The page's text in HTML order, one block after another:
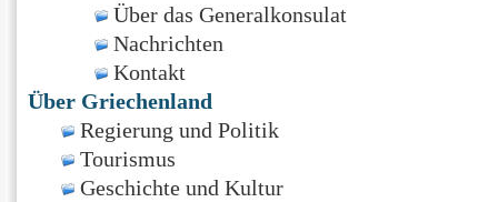
Über das Generalkonsulat
Nachrichten
Kontakt
Über Griechenland
Regierung und Politik
Tourismus
Geschichte und Kultur